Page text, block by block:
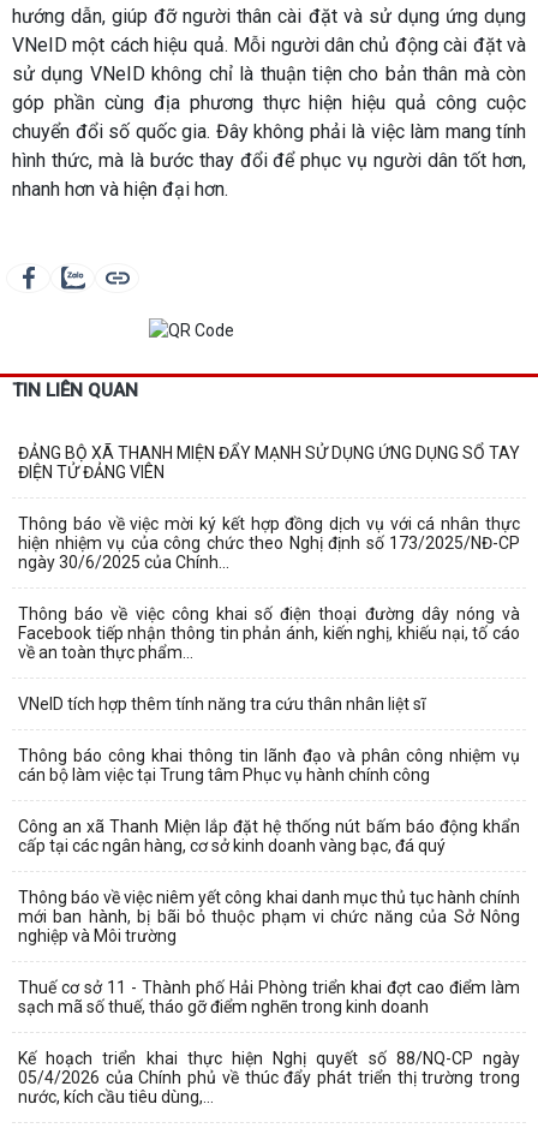
hướng dẫn, giúp đỡ người thân cài đặt và sử dụng ứng dụng
VNeID một cách hiệu quả. Mỗi người dân chủ động cài đặt và
sử dụng VNeID không chỉ là thuận tiện cho bản thân mà còn
góp phần cùng địa phương thực hiện hiệu quả công cuộc
chuyển đổi số quốc gia. Đây không phải là việc làm mang tính
hình thức, mà là bước thay đổi để phục vụ người dân tốt hơn,
nhanh hơn và hiện đại hơn.
TIN LIÊN QUAN
ĐẢNG BỘ XÃ THANH MIỆN ĐẨY MẠNH SỬ DỤNG ỨNG DỤNG SỔ TAY
ĐIỆN TỬ ĐẢNG VIÊN
Thông báo về việc mời ký kết hợp đồng dịch vụ với cá nhân thực
hiện nhiệm vụ của công chức theo Nghị định số 173/2025/NĐ-CP
ngày 30/6/2025 của Chính...
Thông báo về việc công khai số điện thoại đường dây nóng và
Facebook tiếp nhận thông tin phản ánh, kiến nghị, khiếu nại, tố cáo
về an toàn thực phẩm...
VNeID tích hợp thêm tính năng tra cứu thân nhân liệt sĩ
Thông báo công khai thông tin lãnh đạo và phân công nhiệm vụ
cán bộ làm việc tại Trung tâm Phục vụ hành chính công
Công an xã Thanh Miện lắp đặt hệ thống nút bấm báo động khẩn
cấp tại các ngân hàng, cơ sở kinh doanh vàng bạc, đá quý
Thông báo về việc niêm yết công khai danh mục thủ tục hành chính
mới ban hành, bị bãi bỏ thuộc phạm vi chức năng của Sở Nông
nghiệp và Môi trường
Thuế cơ sở 11 - Thành phố Hải Phòng triển khai đợt cao điểm làm
sạch mã số thuế, tháo gỡ điểm nghẽn trong kinh doanh
Kế hoạch triển khai thực hiện Nghị quyết số 88/NQ-CP ngày
05/4/2026 của Chính phủ về thúc đẩy phát triển thị trường trong
nước, kích cầu tiêu dùng,...